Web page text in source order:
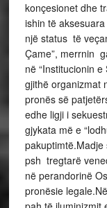
konçesionet dhe
ishin të
një status të
Çame”, merrnin
në “Institucionin
gjithë organizmat
pronës së
edhe ligji i
gjykata më e
psh tregtarë
në perandorinë
pronësie